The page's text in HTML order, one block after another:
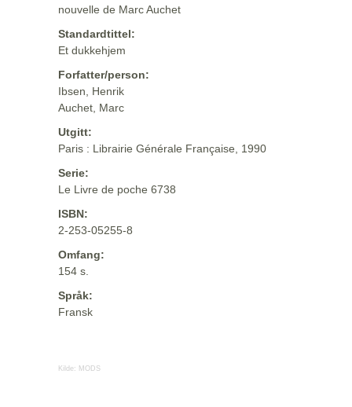
nouvelle de Marc Auchet
Standardtittel:
Et dukkehjem
Forfatter/person:
Ibsen, Henrik
Auchet, Marc
Utgitt:
Paris : Librairie Générale Française, 1990
Serie:
Le Livre de poche 6738
ISBN:
2-253-05255-8
Omfang:
154 s.
Språk:
Fransk
Kilde: MODS